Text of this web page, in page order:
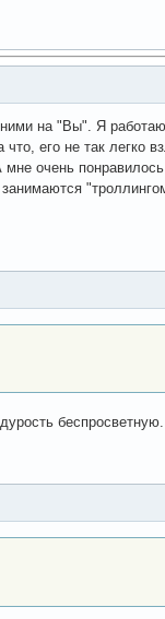
на "Вы". Я
его не так легко
мне очень понравилось
беспросветную.